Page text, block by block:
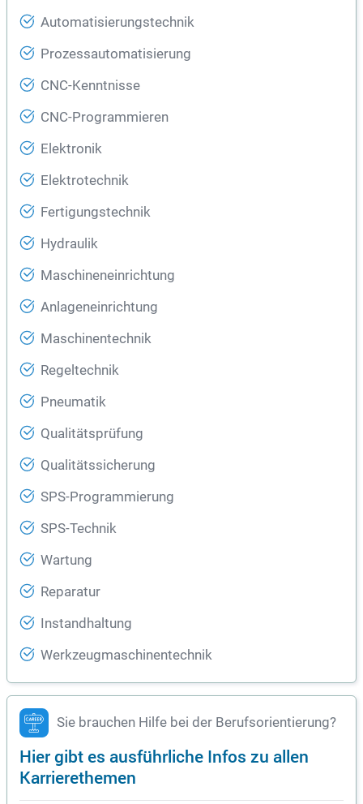
Automatisierungstechnik
Prozessautomatisierung
CNC-Kenntnisse
CNC-Programmieren
Elektronik
Elektrotechnik
Fertigungstechnik
Hydraulik
Maschineneinrichtung
Anlageneinrichtung
Maschinentechnik
Regeltechnik
Pneumatik
Qualitätsprüfung
Qualitätssicherung
SPS-Programmierung
SPS-Technik
Wartung
Reparatur
Instandhaltung
Werkzeugmaschinentechnik
Sie brauchen Hilfe bei der Berufsorientierung?
Hier gibt es ausführliche Infos zu allen
Karrierethemen